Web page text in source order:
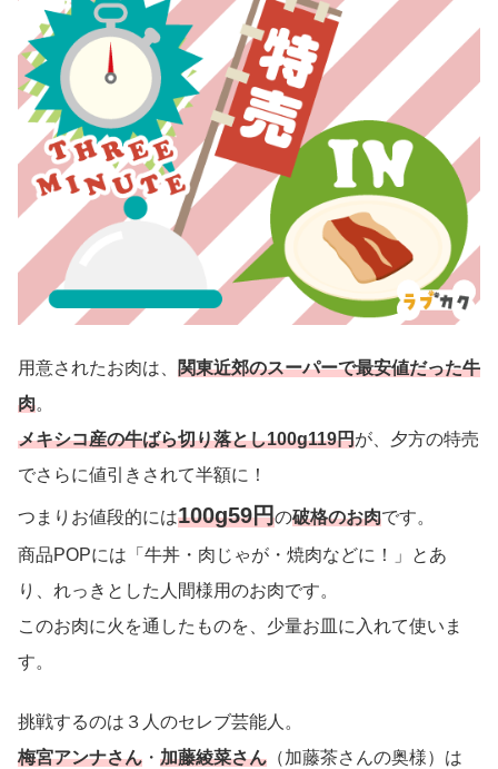
用意されたお肉は、 関東近郊のスーパーで最安値だった牛
肉。
メキシコ産の牛ばら切り落とし100g119円が、夕方の特売
でさらに値引きされて半額に！
つまりお値段的には100g59円の破格のお肉です。
商品POPには「牛丼・肉じゃが・焼肉などに！」とあ
り、れっきとした人間様用のお肉です。
このお肉に火を通したものを、少量お皿に入れて使いま
す。
挑戦するのは３人のセレブ芸能人。
梅宮アンナさん ・ 加藤綾菜さん （加藤茶さんの奥様）は